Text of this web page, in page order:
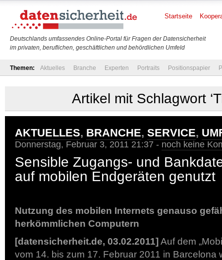
Deutschlands umfassendes Online-Portal für Fragen der Datensicherheit
im privaten, beruflichen, geschäftlichen und behördlichen Umfeld
Startseite
Themen: Aktuelles Branche Experten Portraits Positionspapier
Artikel mit Schlagwort
AKTUELLES, BRANCHE, SERVICE,
Donnerstag, Februar 3, 2011 21:37 - noch keine
Sensible Zugangs- und
auf mobilen Endgeräten genutzt
Nutzung des mobilen Internets genauso
herkömmlichen Computern
[datensicherheit.de, 03.02.2011] Auf dem
vom 14. bis zum 17. Februar 2011 in Barcelona